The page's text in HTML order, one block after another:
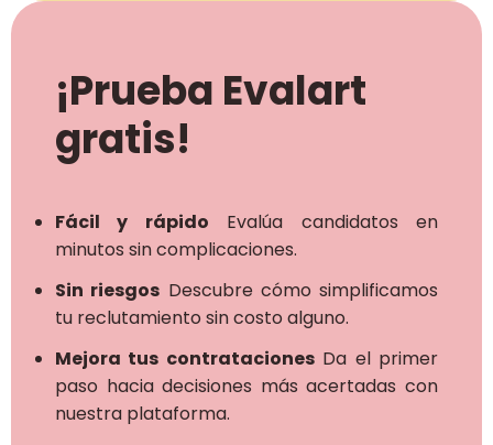
¡Prueba Evalart
gratis!
Fácil y rápido Evalúa candidatos en
minutos sin complicaciones.
Sin riesgos Descubre cómo simplificamos
tu reclutamiento sin costo alguno.
Mejora tus contratacionesDa el primer
paso hacia decisiones más acertadas con
nuestra plataforma.